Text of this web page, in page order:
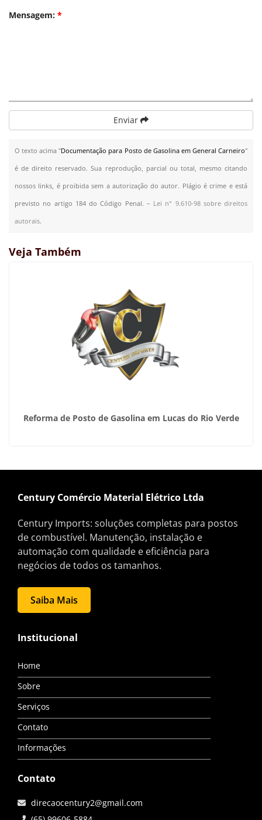
Mensagem: *
Enviar
O texto acima "Documentação para Posto de Gasolina em General Carneiro"
é de direito reservado. Sua reprodução, parcial ou total, mesmo citando
nossos links, é proibida sem a autorização do autor. Plágio é crime e está
previsto no artigo 184 do Código Penal. – Lei n° 9.610-98 sobre direitos
autorais.
Veja Também
Reforma de Posto de Gasolina em Lucas do Rio Verde
Century Comércio Material Elétrico Ltda
Century Imports: soluções completas para postos
de combustível. Manutenção, instalação e
automação com qualidade e eficiência para
negócios de todos os tamanhos.
Saiba Mais
Institucional
Home
Sobre
Serviços
Contato
Informações
Contato
direcaocentury2@gmail.com